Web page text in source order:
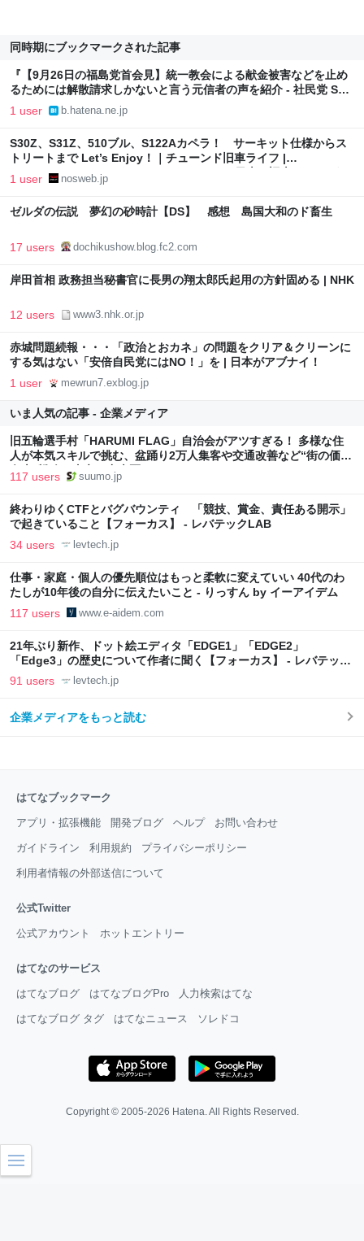
同時期にブックマークされた記事
『【9月26日の福島党首会見】統一教会による献金被害などを止め
るためには解散請求しかないと言う元信者の声を紹介 - 社民党 SDP
Japan』へのコメント
1 user b.hatena.ne.jp
S30Z、S31Z、510ブル、S122Aカペラ！ サーキット仕様からス
トリートまで Let’s Enjoy！｜チューンド旧車ライフ |
NostalgicHero [ノスタルジックヒーロー] | 日本の旧車Webマガジ
1 user nosweb.jp
ゼルダの伝説 夢幻の砂時計【DS】 感想 島国大和のド畜生
17 users dochikushow.blog.fc2.com
岸田首相 政務担当秘書官に長男の翔太郎氏起用の方針固める | NHK
12 users www3.nhk.or.jp
赤城問題続報・・・「政治とおカネ」の問題をクリア＆クリーンに
する気はない「安倍自民党にはNO！」を | 日本がアブナイ！
1 user mewrun7.exblog.jp
いま人気の記事 - 企業メディア
旧五輪選手村「HARUMI FLAG」自治会がアツすぎる！ 多様な住
人が本気スキルで挑む、盆踊り2万人集客や交通改善など“街の価値
向上”戦略 東京・中央区
117 users suumo.jp
終わりゆくCTFとバグバウンティ 「競技、賞金、責任ある開示」
で起きていること【フォーカス】 - レバテックLAB
34 users levtech.jp
仕事・家庭・個人の優先順位はもっと柔軟に変えていい 40代のわ
たしが10年後の自分に伝えたいこと - りっすん by イーアイデム
117 users www.e-aidem.com
21年ぶり新作、ドット絵エディタ「EDGE1」「EDGE2」
「Edge3」の歴史について作者に聞く【フォーカス】 - レバテック
LAB
91 users levtech.jp
企業メディアをもっと読む
はてなブックマーク
アプリ・拡張機能 開発ブログ ヘルプ お問い合わせ
ガイドライン 利用規約 プライバシーポリシー
利用者情報の外部送信について
公式Twitter
公式アカウント ホットエントリー
はてなのサービス
はてなブログ はてなブログPro 人力検索はてな
はてなブログ タグ はてなニュース ソレドコ
Copyright © 2005-2026 Hatena. All Rights Reserved.